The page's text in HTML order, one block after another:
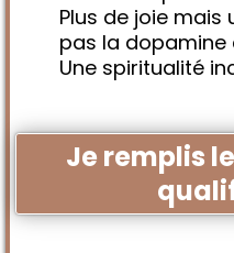
Plus de joie mais
pas la dopamine
Une spiritualité
Je remplis